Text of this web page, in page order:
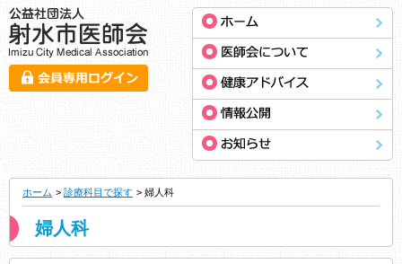
ホーム > 診療科目で探す > 婦人科
婦人科